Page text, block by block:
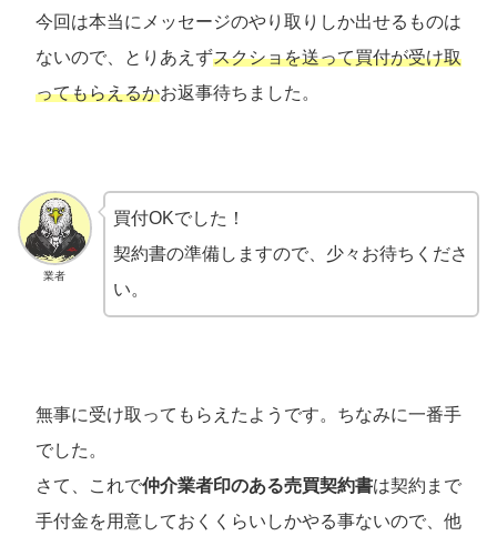
今回は本当にメッセージのやり取りしか出せるものは
ないので、とりあえずスクショを送って買付が受け取
ってもらえるかお返事待ちました。
業者
買付OKでした！
契約書の準備しますので、少々お待ちくださ
い。
無事に受け取ってもらえたようです。ちなみに一番手
でした。
さて、これで仲介業者印のある売買契約書は契約まで
手付金を用意しておくくらいしかやる事ないので、他